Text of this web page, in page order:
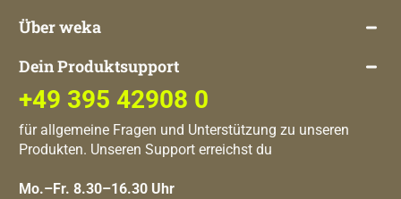
Über weka
Dein Produktsupport
+49 395 42908 0
für allgemeine Fragen und Unterstützung zu unseren
Produkten. Unseren Support erreichst du
Mo.–Fr. 8.30–16.30 Uhr